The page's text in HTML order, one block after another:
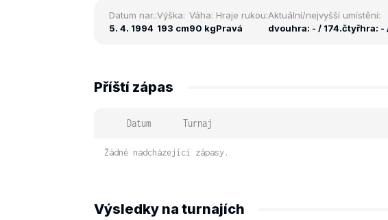
Datum nar.:
5. 4. 1994
Výška:
193 cm
Váha:
90 kg
Hraje rukou:
Pravá
Aktuální/nejvyšší umístění:
dvouhra: - / 174.čtyřhra: -
Příští zápas
Datum Turnaj
Žádné nadcházející zápasy.
Výsledky na turnajích